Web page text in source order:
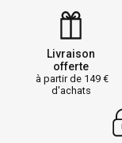
Livraison
offerte
à partir de 149
d'achats